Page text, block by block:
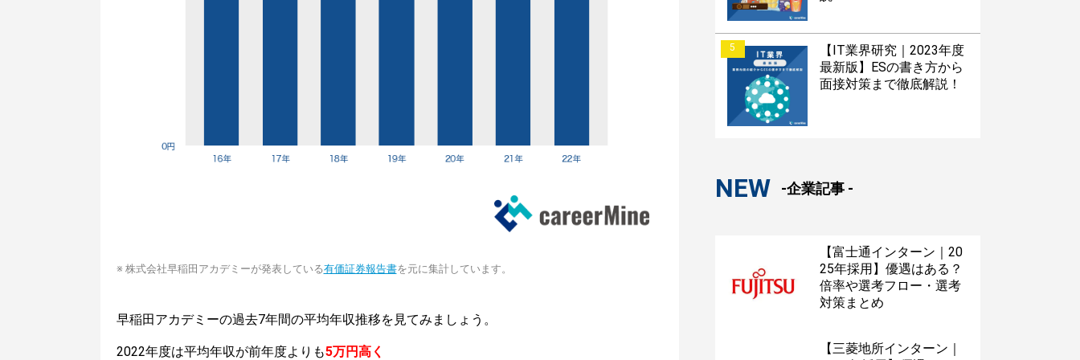
※ 株式会社早稲田アカデミーが発表している有価証券報告書を元に集計しています。
早稲田アカデミーの過去7年間の平均年収推移を見てみましょう。
2022年度は平均年収が前年度よりも5万円高く
5
【IT業界研究｜2023年度
最新版】ESの書き方から
面接対策まで徹底解説！
NEW -企業記事 -
【富士通インターン｜20
25年採用】優遇はある？
倍率や選考フロー・選考
対策まとめ
【三菱地所インターン｜